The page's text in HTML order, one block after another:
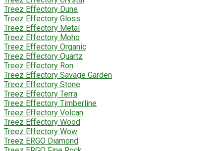
Treez Effectory Dune
Treez Effectory Gloss
Treez Effectory Metal
Treez Effectory Moho
Treez Effectory Organic
Treez Effectory Quartz
Treez Effectory Ron
Treez Effectory Savage Garden
Treez Effectory Stone
Treez Effectory Terra
Treez Effectory Timberline
Treez Effectory Volcan
Treez Effectory Wood
Treez Effectory Wow
Treez ERGO Diamond